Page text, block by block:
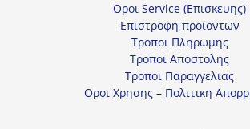
Οροι Service (Επισκευης)
Επιστροφη προϊοντων
Τροποι Πληρωμης
Τροποι Αποστολης
Τροποι Παραγγελιας
Οροι Χρησης – Πολιτικη